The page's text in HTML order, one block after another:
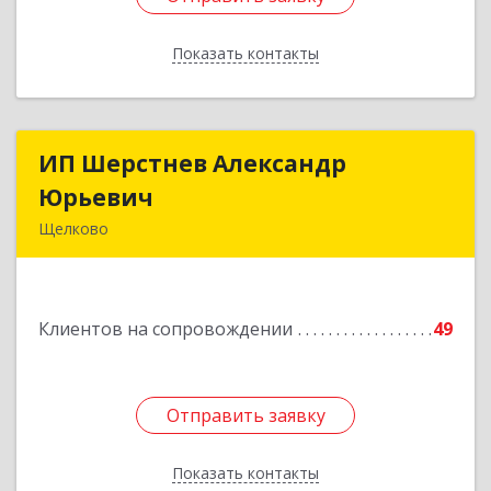
Показать контакты
Назад
ИП Шерстнев Александр
Юрьевич
Щелково
Клиентов на сопровождении 49
Отправить заявку
Показать контакты
ИП Шерстнев Александр
Подробнее
Отправить заявку
Назад